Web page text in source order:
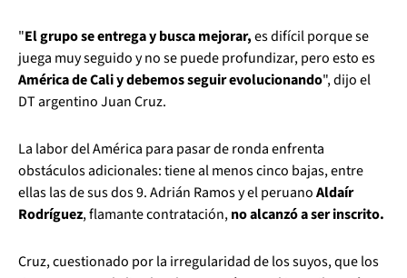
"El grupo se entrega y busca mejorar,es difícil porque se
juega muy seguido y no se puede profundizar, pero esto es
América de Cali y debemos seguir evolucionando", dijo el
DT argentino Juan Cruz.
La labor del América para pasar de ronda enfrenta
obstáculos adicionales: tiene al menos cinco bajas, entre
ellas las de sus dos 9. Adrián Ramos y el peruanoAldaír
Rodríguez, flamante contratación,no alcanzó a ser inscrito.
Cruz, cuestionado por la irregularidad de los suyos, que los